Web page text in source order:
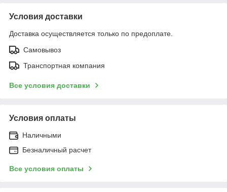
Условия доставки
Доставка осуществляется только по предоплате.
Самовывоз
Транспортная компания
Все условия доставки
Условия оплаты
Наличными
Безналичный расчет
Все условия оплаты